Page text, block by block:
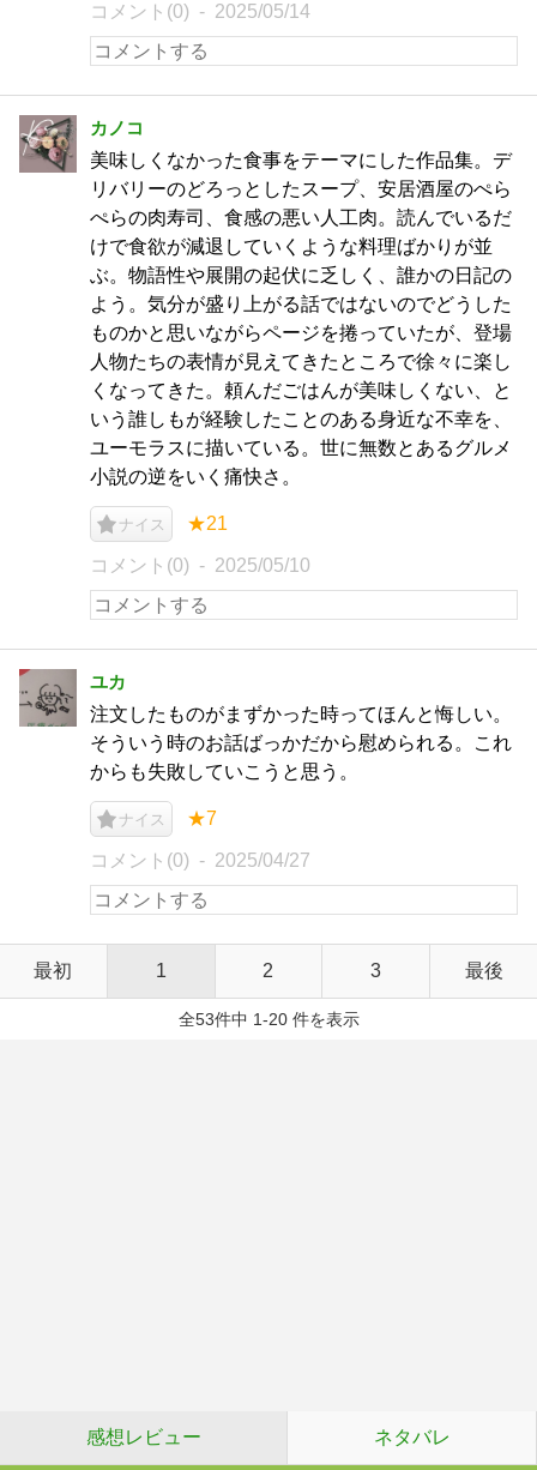
コメント(0) 2025/05/14
カノコ
美味しくなかった食事をテーマにした作品集。デ
リバリーのどろっとしたスープ、安居酒屋のぺら
ぺらの肉寿司、食感の悪い人工肉。読んでいるだ
けで食欲が減退していくような料理ばかりが並
ぶ。物語性や展開の起伏に乏しく、誰かの日記の
よう。気分が盛り上がる話ではないのでどうした
ものかと思いながらページを捲っていたが、登場
人物たちの表情が見えてきたところで徐々に楽し
くなってきた。頼んだごはんが美味しくない、と
いう誰しもが経験したことのある身近な不幸を、
ユーモラスに描いている。世に無数とあるグルメ
小説の逆をいく痛快さ。
ナイス ★21
コメント(0) 2025/05/10
ユカ
注文したものがまずかった時ってほんと悔しい。
そういう時のお話ばっかだから慰められる。これ
からも失敗していこうと思う。
ナイス ★7
コメント(0) 2025/04/27
最初 1 2 3 最後
全53件中 1-20 件を表示
感想レビュー ネタバレ